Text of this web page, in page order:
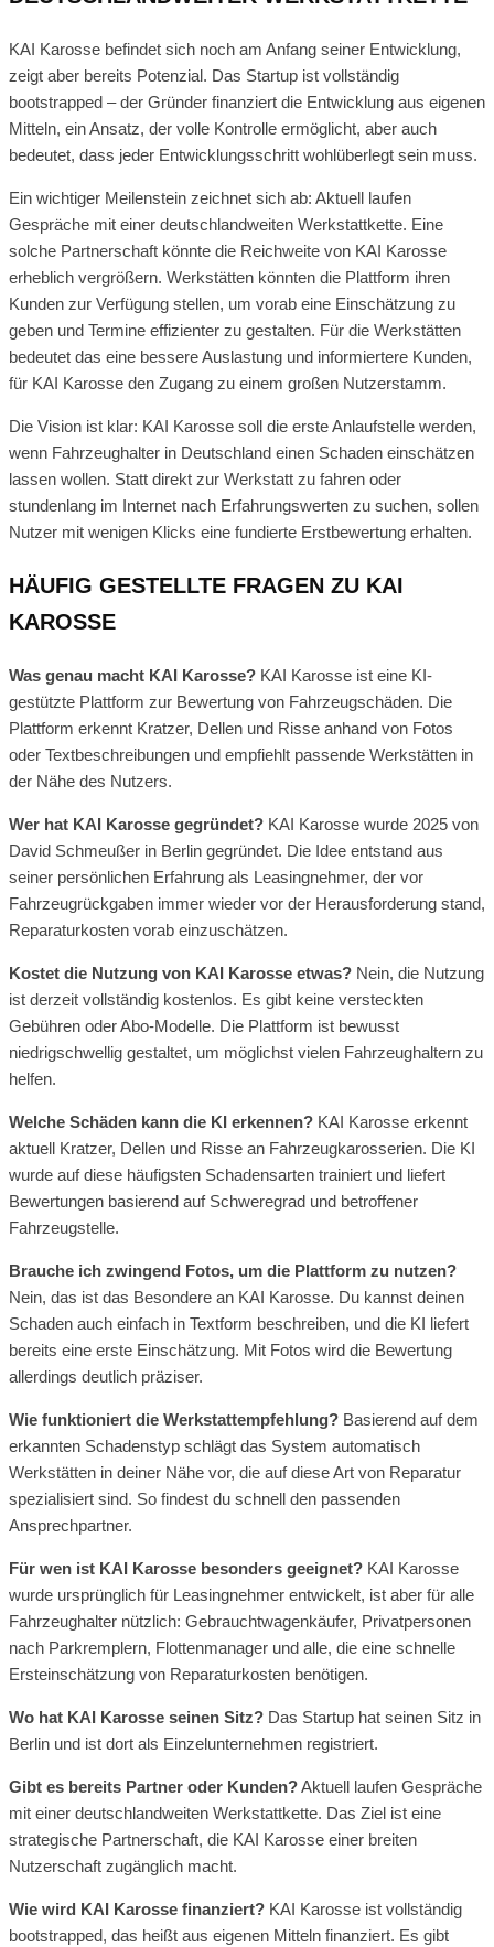
KAI Karosse befindet sich noch am Anfang seiner Entwicklung,
zeigt aber bereits Potenzial. Das Startup ist vollständig
bootstrapped – der Gründer finanziert die Entwicklung aus eigenen
Mitteln, ein Ansatz, der volle Kontrolle ermöglicht, aber auch
bedeutet, dass jeder Entwicklungsschritt wohlüberlegt sein muss.
Ein wichtiger Meilenstein zeichnet sich ab: Aktuell laufen
Gespräche mit einer deutschlandweiten Werkstattkette. Eine
solche Partnerschaft könnte die Reichweite von KAI Karosse
erheblich vergrößern. Werkstätten könnten die Plattform ihren
Kunden zur Verfügung stellen, um vorab eine Einschätzung zu
geben und Termine effizienter zu gestalten. Für die Werkstätten
bedeutet das eine bessere Auslastung und informiertere Kunden,
für KAI Karosse den Zugang zu einem großen Nutzerstamm.
Die Vision ist klar: KAI Karosse soll die erste Anlaufstelle werden,
wenn Fahrzeughalter in Deutschland einen Schaden einschätzen
lassen wollen. Statt direkt zur Werkstatt zu fahren oder
stundenlang im Internet nach Erfahrungswerten zu suchen, sollen
Nutzer mit wenigen Klicks eine fundierte Erstbewertung erhalten.
HÄUFIG GESTELLTE FRAGEN ZU KAI
KAROSSE
Was genau macht KAI Karosse? KAI Karosse ist eine KI-
gestützte Plattform zur Bewertung von Fahrzeugschäden. Die
Plattform erkennt Kratzer, Dellen und Risse anhand von Fotos
oder Textbeschreibungen und empfiehlt passende Werkstätten in
der Nähe des Nutzers.
Wer hat KAI Karosse gegründet? KAI Karosse wurde 2025 von
David Schmeußer in Berlin gegründet. Die Idee entstand aus
seiner persönlichen Erfahrung als Leasingnehmer, der vor
Fahrzeugrückgaben immer wieder vor der Herausforderung stand,
Reparaturkosten vorab einzuschätzen.
Kostet die Nutzung von KAI Karosse etwas? Nein, die Nutzung
ist derzeit vollständig kostenlos. Es gibt keine versteckten
Gebühren oder Abo-Modelle. Die Plattform ist bewusst
niedrigschwellig gestaltet, um möglichst vielen Fahrzeughaltern zu
helfen.
Welche Schäden kann die KI erkennen? KAI Karosse erkennt
aktuell Kratzer, Dellen und Risse an Fahrzeugkarosserien. Die KI
wurde auf diese häufigsten Schadensarten trainiert und liefert
Bewertungen basierend auf Schweregrad und betroffener
Fahrzeugstelle.
Brauche ich zwingend Fotos, um die Plattform zu nutzen?
Nein, das ist das Besondere an KAI Karosse. Du kannst deinen
Schaden auch einfach in Textform beschreiben, und die KI liefert
bereits eine erste Einschätzung. Mit Fotos wird die Bewertung
allerdings deutlich präziser.
Wie funktioniert die Werkstattempfehlung? Basierend auf dem
erkannten Schadenstyp schlägt das System automatisch
Werkstätten in deiner Nähe vor, die auf diese Art von Reparatur
spezialisiert sind. So findest du schnell den passenden
Ansprechpartner.
Für wen ist KAI Karosse besonders geeignet? KAI Karosse
wurde ursprünglich für Leasingnehmer entwickelt, ist aber für alle
Fahrzeughalter nützlich: Gebrauchtwagenkäufer, Privatpersonen
nach Parkremplern, Flottenmanager und alle, die eine schnelle
Ersteinschätzung von Reparaturkosten benötigen.
Wo hat KAI Karosse seinen Sitz? Das Startup hat seinen Sitz in
Berlin und ist dort als Einzelunternehmen registriert.
Gibt es bereits Partner oder Kunden?Aktuell laufen Gespräche
mit einer deutschlandweiten Werkstattkette. Das Ziel ist eine
strategische Partnerschaft, die KAI Karosse einer breiten
Nutzerschaft zugänglich macht.
Wie wird KAI Karosse finanziert? KAI Karosse ist vollständig
bootstrapped, das heißt aus eigenen Mitteln finanziert. Es gibt